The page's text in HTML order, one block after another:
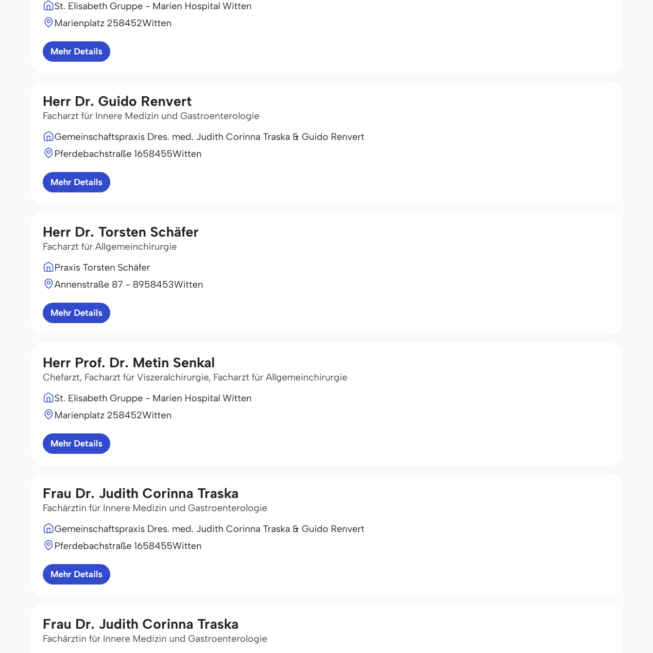
St. Elisabeth Gruppe - Marien Hospital Witten
Marienplatz 258452Witten
Mehr Details
Herr Dr. Guido Renvert
Facharzt für Innere Medizin und Gastroenterologie
Gemeinschaftspraxis Dres. med. Judith Corinna Traska & Guido Renvert
Pferdebachstraße 1658455Witten
Mehr Details
Herr Dr. Torsten Schäfer
Facharzt für Allgemeinchirurgie
Praxis Torsten Schäfer
Annenstraße 87 - 8958453Witten
Mehr Details
Herr Prof. Dr. Metin Senkal
Chefarzt, Facharzt für Viszeralchirurgie, Facharzt für Allgemeinchirurgie
St. Elisabeth Gruppe - Marien Hospital Witten
Marienplatz 258452Witten
Mehr Details
Frau Dr. Judith Corinna Traska
Fachärztin für Innere Medizin und Gastroenterologie
Gemeinschaftspraxis Dres. med. Judith Corinna Traska & Guido Renvert
Pferdebachstraße 1658455Witten
Mehr Details
Frau Dr. Judith Corinna Traska
Fachärztin für Innere Medizin und Gastroenterologie